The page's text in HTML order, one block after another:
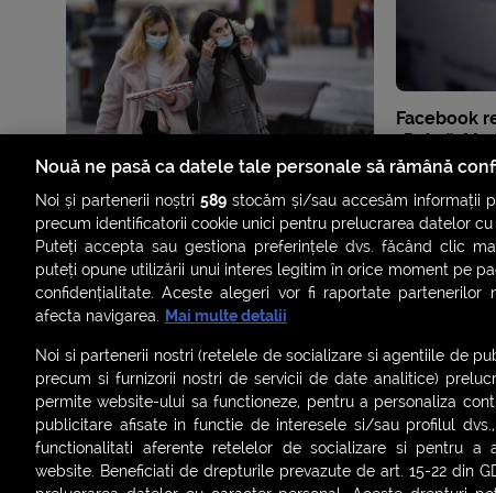
Facebook
„Poke”.
nu mor
ȘTIRI SMART SHORTS LIVE FEVER
ASCULTĂ ACUM RADIOURILE SMART
Nouă ne pasă ca datele tale personale să rămână
Noi și partenerii noștri589 stocăm și/sau accesăm informații
precum identificatorii cookie unici pentru prelucrarea datelor
Puteți accepta sau gestiona preferințele dvs. făcând clic
puteți opune utilizării unui interes legitim în orice moment pe
confidențialitate. Aceste alegeri vor fi raportate partenerilor
afecta navigarea. Mai multe detalii
Noi si partenerii nostri (retelele de socializare si agentiile de
precum si furnizorii nostri de servicii de date analitice)
permite website-ului sa functioneze, pentru a personaliza
publicitare afisate in functie de interesele si/sau profilul
functionalitati aferente retelelor de socializare si pentru a
website. Beneficiati de drepturile prevazute de art. 15-22 din